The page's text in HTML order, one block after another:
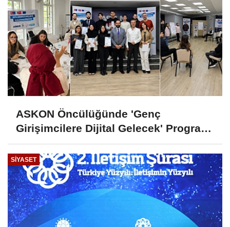
ASKON Öncülüğünde 'Genç
Girişimcilere Dijital Gelecek' Programı
Tamamlandı
SIYASET